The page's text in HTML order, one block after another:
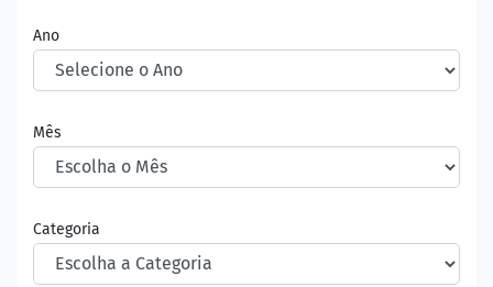
Ano
Mês
Categoria